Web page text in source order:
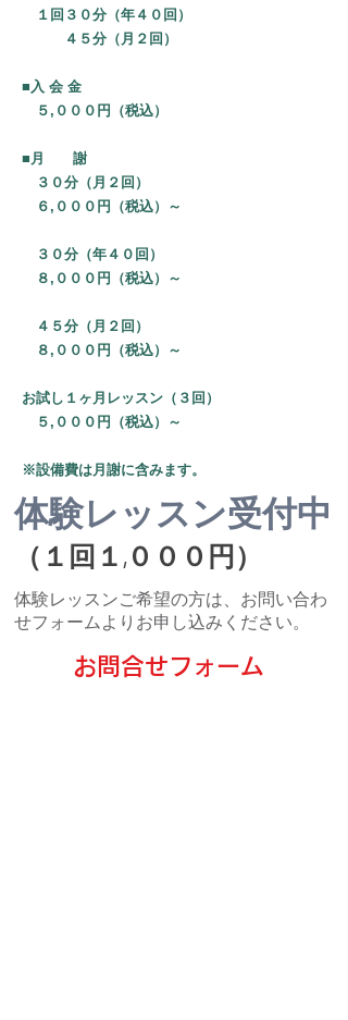
１回３０分（年４０回）
４５分（月２回）
​■入 会 金
５,０００円（税込）
■月 謝
３０分（月２回）
６,０００円（税込）～
３０分（年４０回）
８,０００円（税込）～
４５分（月２回）
８,０００円（税込）～
お試し１ヶ月レッスン（３回）
５,０００円（税込）～
※設備費は月謝に含みます。
​体験レッスン受付中
（１回１,０００円）
​体験レッスンご希望の方は、お問い合わ
せフォームよりお申し込みください。
お問合せフォーム